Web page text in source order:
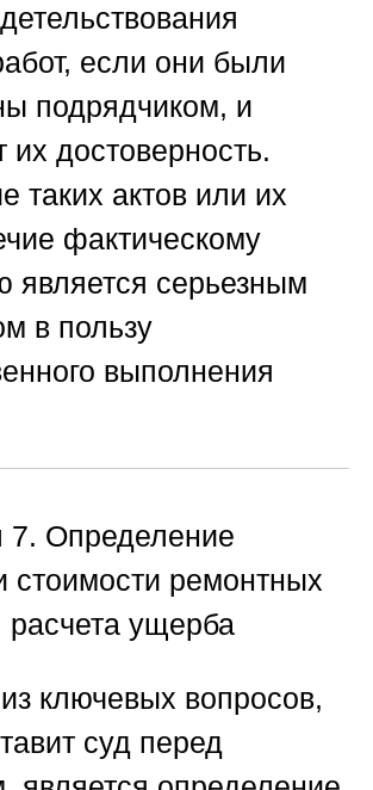
если они были
подрядчиком, и
их достоверность.
таких актов или их
фактическому
является серьезным
в пользу
выполнения
Определение
стоимости ремонтных
расчета ущерба
ключевых вопросов,
суд перед